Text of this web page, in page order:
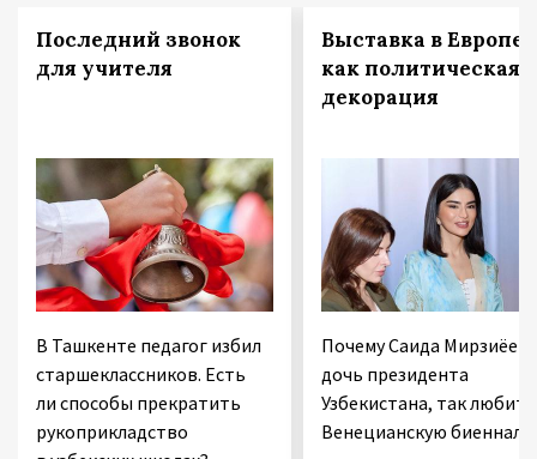
Последний звонок
для учителя
В Ташкенте педагог избил
старшеклассников. Есть
ли способы прекратить
рукоприкладство
Выставка в Европе
как политическая
декорация
Почему Саида
дочь президента
Узбекистана, так любит
Венецианскую биеннале